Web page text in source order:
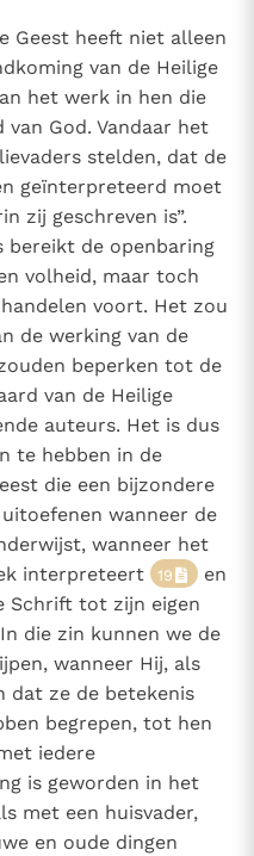
Geest heeft niet alleen
van de Heilige
het werk in hen die
God. Vandaar het
stelden, dat de
geïnterpreteerd moet
zij geschreven is”.
bereikt de openbaring
volheid, maar toch
voort. Het zou
de werking van de
beperken tot de
van de Heilige
auteurs. Het is dus
te hebben in de
die een bijzondere
wanneer de
wanneer het
interpreteert 19
en
Schrift tot zijn eigen
die zin kunnen we de
wanneer Hij, als
dat ze de betekenis
begrepen, tot hen
iedere
is geworden in het
met een huisvader,
en oude dingen